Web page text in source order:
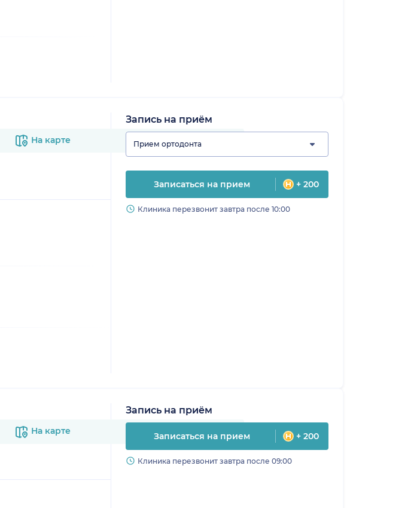
На карте
Запись на приём
Прием ортодонта
Записаться на прием + 200
Клиника перезвонит завтра после 10:00
На карте
Запись на приём
Записаться на прием + 200
Клиника перезвонит завтра после 09:00